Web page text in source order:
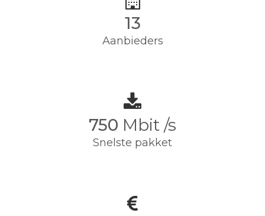
13
Aanbieders
750 Mbit /s
Snelste pakket